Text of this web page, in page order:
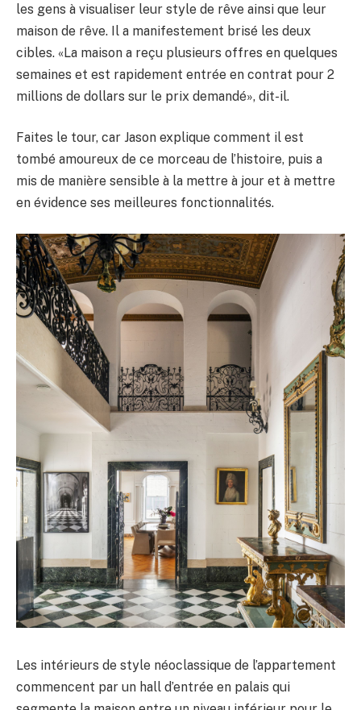
les gens à visualiser leur style de rêve ainsi que leur
maison de rêve. Il a manifestement brisé les deux
cibles. «La maison a reçu plusieurs offres en quelques
semaines et est rapidement entrée en contrat pour 2
millions de dollars sur le prix demandé», dit-il.
Faites le tour, car Jason explique comment il est
tombé amoureux de ce morceau de l’histoire, puis a
mis de manière sensible à la mettre à jour et à mettre
en évidence ses meilleures fonctionnalités.
Les intérieurs de style néoclassique de l’appartement
commencent par un hall d’entrée en palais qui